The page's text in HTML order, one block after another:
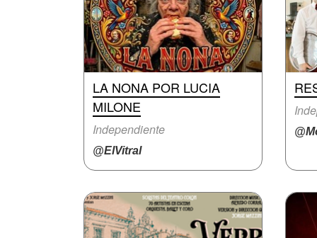
LA NONA POR LUCIA
MILONE
Independiente
@ElVitral